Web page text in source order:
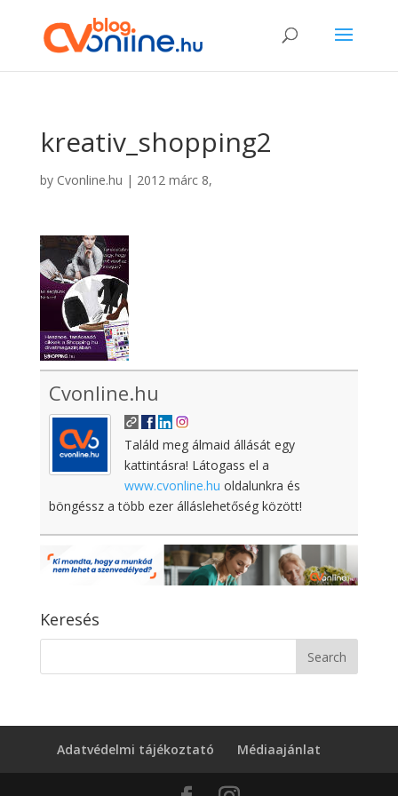
kreativ_shopping2
by Cvonline.hu | 2012 márc 8,
Cvonline.hu
Találd meg álmaid állását egy
kattintásra! Látogass el a
www.cvonline.hu oldalunkra és
böngéssz a több ezer álláslehetőség között!
Keresés
Adatvédelmi tájékoztató Médiaajánlat